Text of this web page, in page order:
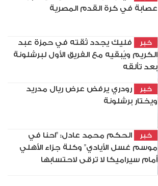
عصابة في كرة القدم المصرية
خبر
فليك يجدد ثقته في حمزة عبد
الكريم ويُبقيه مع الفريق الأول لبرشلونة
بعد تألقه
خبر
رودري يرفض عرض ريال مدريد
ويختار برشلونة
خبر
الحكم محمد عادل: "احنا في
موسم غسل الأيادي" وكلة جزاء الأهلي
أمام سيراميكا لا ترقى لاحتسابها